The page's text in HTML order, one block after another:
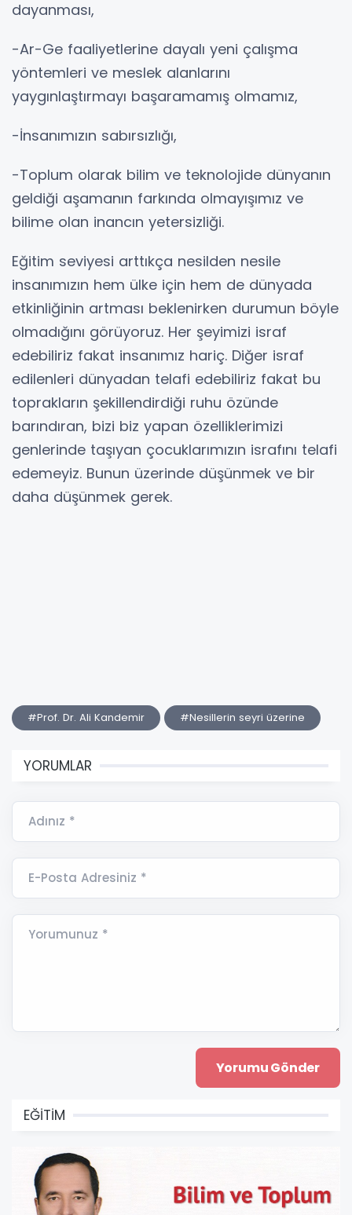
dayanması,
-Ar-Ge faaliyetlerine dayalı yeni çalışma
yöntemleri ve meslek alanlarını
yaygınlaştırmayı başaramamış olmamız,
-İnsanımızın sabırsızlığı,
-Toplum olarak bilim ve teknolojide dünyanın
geldiği aşamanın farkında olmayışımız ve
bilime olan inancın yetersizliği.
Eğitim seviyesi arttıkça nesilden nesile
insanımızın hem ülke için hem de dünyada
etkinliğinin artması beklenirken durumun böyle
olmadığını görüyoruz. Her şeyimizi israf
edebiliriz fakat insanımız hariç. Diğer israf
edilenleri dünyadan telafi edebiliriz fakat bu
toprakların şekillendirdiği ruhu özünde
barındıran, bizi biz yapan özelliklerimizi
genlerinde taşıyan çocuklarımızın israfını telafi
edemeyiz. Bunun üzerinde düşünmek ve bir
daha düşünmek gerek.
#Prof. Dr. Ali Kandemir #Nesillerin seyri üzerine
YORUMLAR
Adınız *
E-Posta Adresiniz *
Yorumunuz *
EĞİTİM